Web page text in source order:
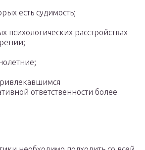
есть судимость;
психологических расстройствах
ответственности более